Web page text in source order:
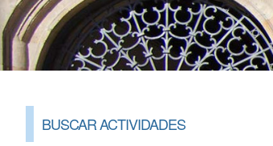
BUSCAR ACTIVIDADES